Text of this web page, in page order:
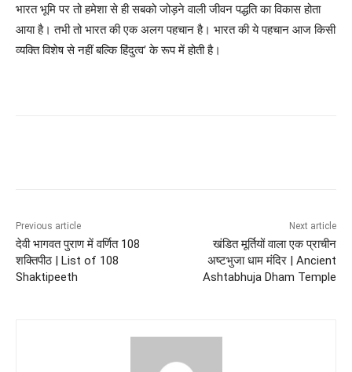
भारत भूमि पर तो हमेशा से ही सबको जोड़ने वाली जीवन पद्धति का विकास होता
आया है। तभी तो भारत की एक अलग पहचान है। भारत की ये पहचान आज किसी
व्यक्ति विशेष से नहीं बल्कि हिंदुत्व’ के रूप में होती है।
Previous article
देवी भागवत पुराण में वर्णित 108
शक्तिपीठ | List of 108
Shaktipeeth
Next article
खंडित मूर्तियों वाला एक प्राचीन
अष्टभुजा धाम मंदिर | Ancient
Ashtabhuja Dham Temple